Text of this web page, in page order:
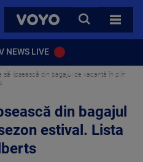
VOYO
CAUTA
TOATE
NEWS LIVE
să lipsească din bagajul de vacanță în plin
din bagajul
estival. Lista